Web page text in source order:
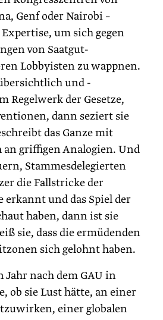
Genf oder Nairobi –
um sich gegen
von Saatgut-
Lobbyisten zu wappnen.
und
der Gesetze,
dann seziert sie
das Ganze mit
an griffigen Analogien. Und
Stammesdelegierten
die Fallstricke der
erkannt und das Spiel der
haben, dann ist sie
sie, dass die ermüdenden
sich gelohnt haben.
Jahr nach dem GAU in
ob sie Lust hätte, an einer
einer globalen